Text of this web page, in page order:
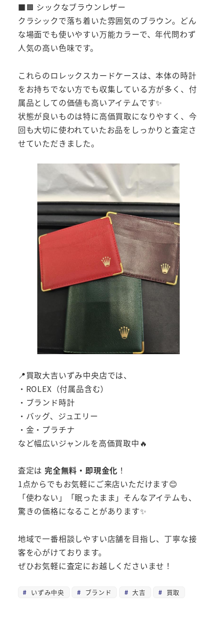
■🟫 シックなブラウンレザー
クラシックで落ち着いた雰囲気のブラウン。どん
な場面でも使いやすい万能カラーで、年代問わず
人気の高い色味です。
これらのロレックスカードケースは、本体の時計
をお持ちでない方でも収集している方が多く、付
属品としての価値も高いアイテムです✨
状態が良いものは特に高価買取になりやすく、今
回も大切に使われていたお品をしっかりと査定さ
せていただきました。
📍買取大吉いずみ中央店では、
・ROLEX（付属品含む）
・ブランド時計
・バッグ、ジュエリー
・金・プラチナ
など幅広いジャンルを高価買取中🔥
査定は 完全無料・即現金化 ！
1点からでもお気軽にご来店いただけます😊
「使わない」「眠ったまま」そんなアイテムも、
驚きの価格になることがあります✨
地域で一番相談しやすい店舗を目指し、丁寧な接
客を心がけております。
ぜひお気軽に査定にお越しくださいませ！
いずみ中央 ブランド 大吉 買取